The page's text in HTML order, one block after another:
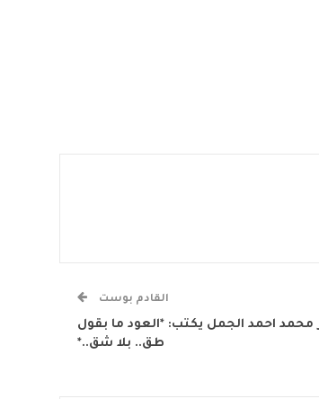
القادم بوست
احمد الجمل يكتب: *العود ما بقول
طق.. بلا شق..*